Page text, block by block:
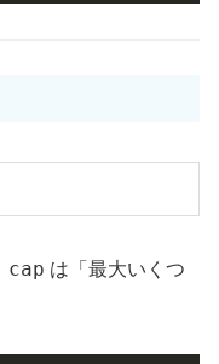
cap は「最大いくつ